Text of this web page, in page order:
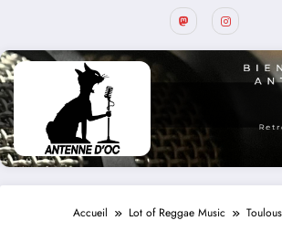
Accueil Lot of Reggae Music